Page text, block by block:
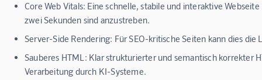
Core Web Vitals: Eine schnelle, stabile und interaktive
zwei Sekunden sind anzustreben.
Server-Side Rendering: Für SEO-kritische Seiten kann dies
Sauberes HTML: Klar strukturierter und semantisch korrekter
Verarbeitung durch KI-Systeme.